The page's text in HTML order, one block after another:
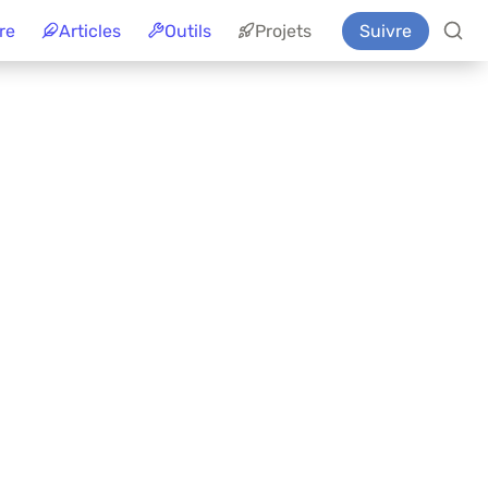
Articles Outils Projets Suivre